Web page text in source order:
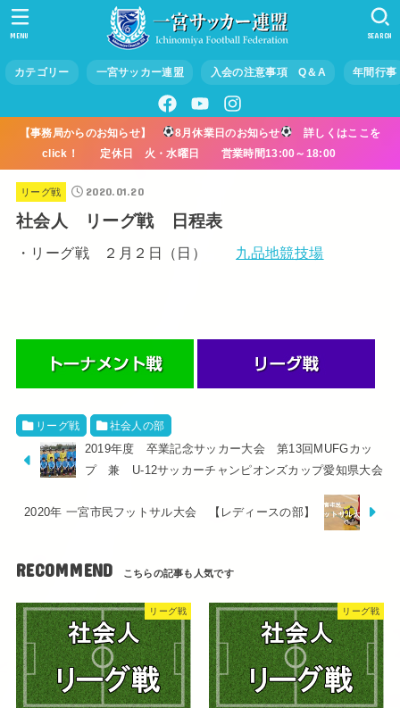
カテゴリー 一宮サッカー連盟 入会の注意事項 Q＆A 年間行事
SEARCH
MENU
【事務局からのお知らせ】 8月休業日のお知らせ
詳しくはここを
click！ 定休日 火・水曜日 営業時間13:00～18:00
リーグ戦 2020.01.20
社会人 リーグ戦 日程表
・リーグ戦 ２月２日（日） 九品地競技場
リーグ戦 社会人の部
2019年度 卒業記念サッカー大会 第13回MUFGカッ
プ 兼 U-12サッカーチャンピオンズカップ愛知県大会
2020年 一宮市民フットサル大会 【レディースの部】
RECOMMEND
リーグ戦 リーグ戦